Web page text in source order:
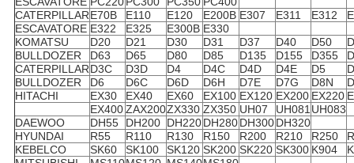
CATERPILLARE70B E110 E120 E200B E307 E311 E312
ESCAVATORE E322 E325 E300B E330
KOMATSU
D20 D21 D30 D31 D37 D40 D50
BULLDOZER
D63 D65 D80 D85 D135 D155 D355
CATERPILLARD3C D3D D4 D4C D4D D4E D5
BULLDOZER
D6 D6C D6D D6H D7E D7G D8N
HITACHI
EX30 EX40 EX60 EX100 EX120 EX200 EX220
EX400ZAX200ZX330 ZX350 UH07 UH081UH083
DAEWOO
DH55 DH200 DH220DH280DH300DH320
HYUNDAI
R55 R110 R130 R150 R200 R210 R250
KEBELCO
SK60 SK100 SK120 SK200 SK220 SK300 K904